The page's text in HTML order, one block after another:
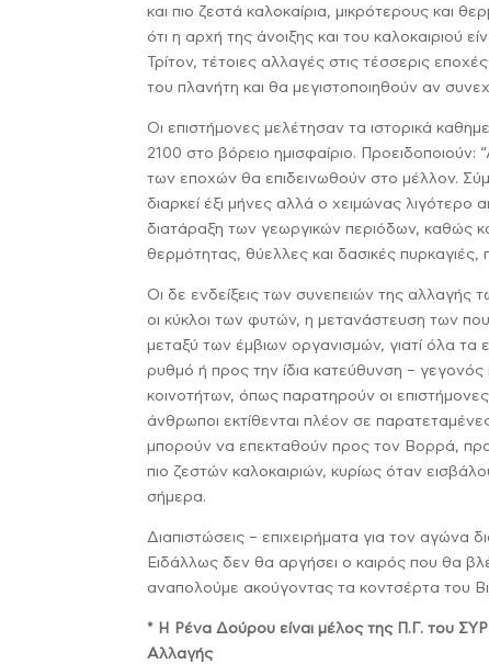
και πιο ζεστά καλοκαίρια, μικρότερους και
ότι η αρχή της άνοιξης και του καλοκαιριού
Τρίτον, τέτοιες αλλαγές στις τέσσερις
του πλανήτη και θα μεγιστοποιηθούν αν
Οι επιστήμονες μελέτησαν τα ιστορικά
2100 στο βόρειο ημισφαίριο.
των εποχών θα επιδεινωθούν στο μέλλον.
διαρκεί έξι μήνες αλλά ο χειμώνας
διατάραξη των γεωργικών περιόδων, καθώς
θερμότητας, θύελλες και δασικές
Οι δε ενδείξεις των συνεπειών της αλλαγής
οι κύκλοι των φυτών, η μετανάστευση των
μεταξύ των έμβιων οργανισμών, γιατί όλα τα
ρυθμό ή προς την ίδια κατεύθυνση – γεγονός
κοινοτήτων, όπως παρατηρούν οι
άνθρωποι εκτίθενται πλέον σε
μπορούν να επεκταθούν προς τον Βορρά,
πιο ζεστών καλοκαιριών, κυρίως όταν
σήμερα.
Διαπιστώσεις – επιχειρήματα για τον αγώνα
Ειδάλλως δεν θα αργήσει ο καιρός που θα
αναπολούμε ακούγοντας τα κοντσέρτα του
* Η Ρένα Δούρου είναι μέλος της Π.Γ. του
Αλλαγής